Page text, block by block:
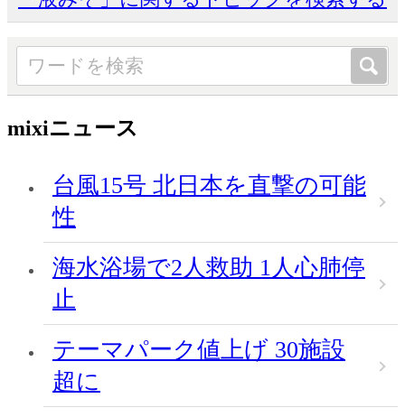
mixiニュース
台風15号 北日本を直撃の可能
性
海水浴場で2人救助 1人心肺停
止
テーマパーク値上げ 30施設
超に